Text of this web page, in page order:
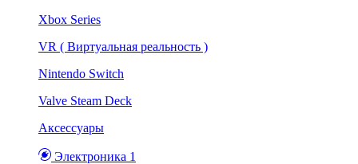
Xbox Series
VR ( Виртуальная реальность )
Nintendo Switch
Valve Steam Deck
Аксессуары
Электроника 1